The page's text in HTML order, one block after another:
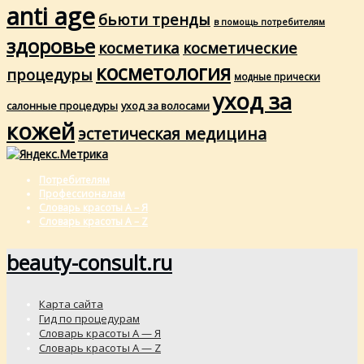
anti age бьюти тренды в помощь потребителям
здоровье косметика косметические
процедуры косметология модные прически
салонные процедуры уход за волосами уход за
кожейэстетическая медицина
Потребителям
Профессионалам
Словарь красоты А – Я
Словарь красоты A – Z
beauty-consult.ru
Карта сайта
Гид по процедурам
Словарь красоты А — Я
Словарь красоты A — Z